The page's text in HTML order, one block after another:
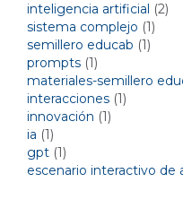
inteligencia artificial (2)
sistema complejo (1)
semillero educab (1)
prompts (1)
materiales-semillero
interacciones (1)
innovación (1)
ia (1)
gpt (1)
escenario interactivo de